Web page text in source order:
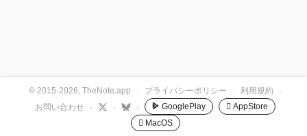
© 2015-2026, TheNote.app · プライバシーポリシー · 利用規約
·
お問い合わせ
· · · GooglePlay
 AppStore
 MacOS